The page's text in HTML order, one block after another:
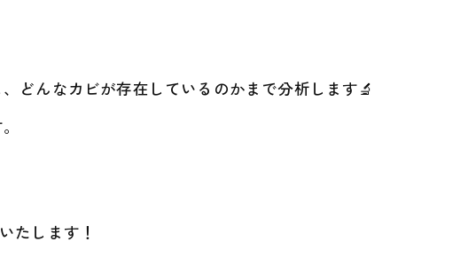
どんなカビが存在しているのかまで分析します🔬
たします！